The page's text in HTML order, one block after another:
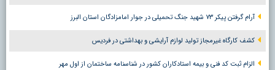
آرام گرفتن پیکر ۷۳ شهید جنگ تحمیلی در جوار امامزادگان استان البرز
کشف کارگاه غیرمجاز تولید لوازم آرایشی و بهداشتی در فردیس
الزام ثبت کد فنی و بیمه استادکاران کشور در شناسنامه ساختمان از اول مهر